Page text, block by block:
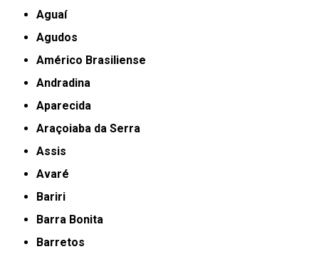
Aguaí
Agudos
Américo Brasiliense
Andradina
Aparecida
Araçoiaba da Serra
Assis
Avaré
Bariri
Barra Bonita
Barretos